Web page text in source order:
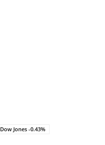
Dow Jones -0.43%